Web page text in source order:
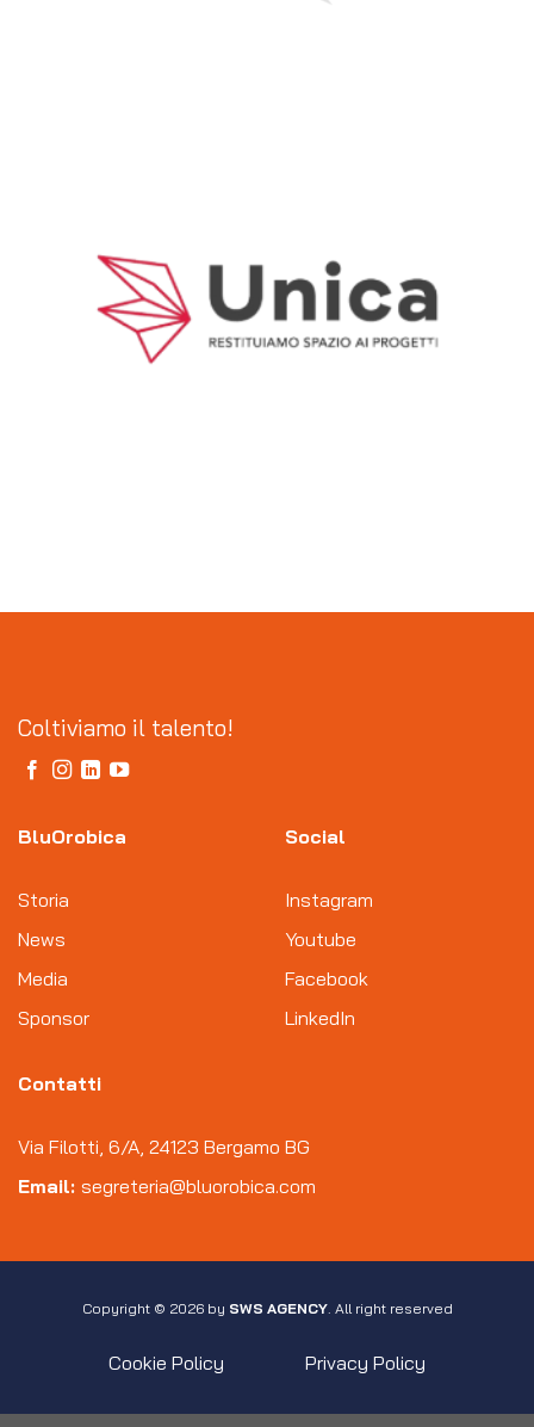
Coltiviamo il talento!
BluOrobica
Storia
News
Media
Sponsor
Social
Instagram
Youtube
Facebook
LinkedIn
Contatti
Via Filotti, 6/A, 24123 Bergamo BG
Email: segreteria@bluorobica.com
Copyright © 2026 by SWS AGENCY. All right reserved
Cookie Policy Privacy Policy